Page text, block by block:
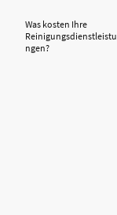
Was kosten Ihre
Reinigungsdienstleistu
ngen?